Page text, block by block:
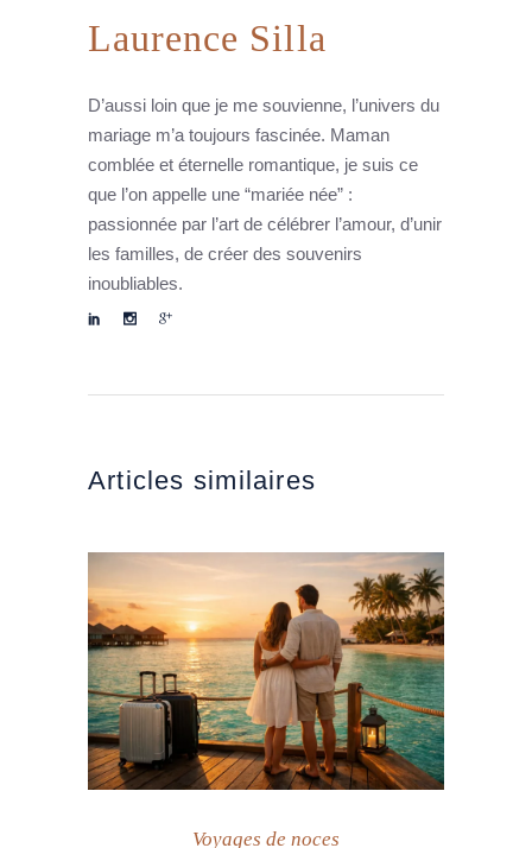
Laurence Silla
D’aussi loin que je me souvienne, l’univers du
mariage m’a toujours fascinée. Maman
comblée et éternelle romantique, je suis ce
que l’on appelle une “mariée née” :
passionnée par l’art de célébrer l’amour, d’unir
les familles, de créer des souvenirs
inoubliables.
Articles similaires
Voyages de noces